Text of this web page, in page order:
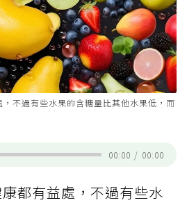
不過有些水果的含糖量比其他水果低，而
00:00 / 00:00
都有益處，不過有些水